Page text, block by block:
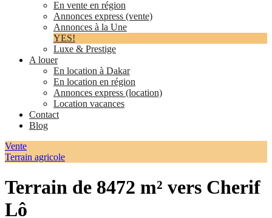
En vente en région
Annonces express (vente)
Annonces à la Une
YES!
Luxe & Prestige
A louer
En location à Dakar
En location en région
Annonces express (location)
Location vacances
Contact
Blog
Vente
Terrain agricole
Terrain de 8472 m² vers Cherif
Lô